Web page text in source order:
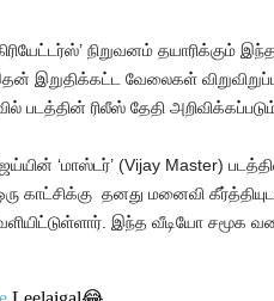
கிரியேட்டர்ஸ்’ நிறுவனம்
இறுதிக்கட்ட வேலைகள்
படத்தின் ரிலீஸ் தேதி அறிவிக்கப்படும்
‘மாஸ்டர்’ (Vijay Master)
காட்சிக்கு தனது மனைவி
இந்த வீடியோ சமூக